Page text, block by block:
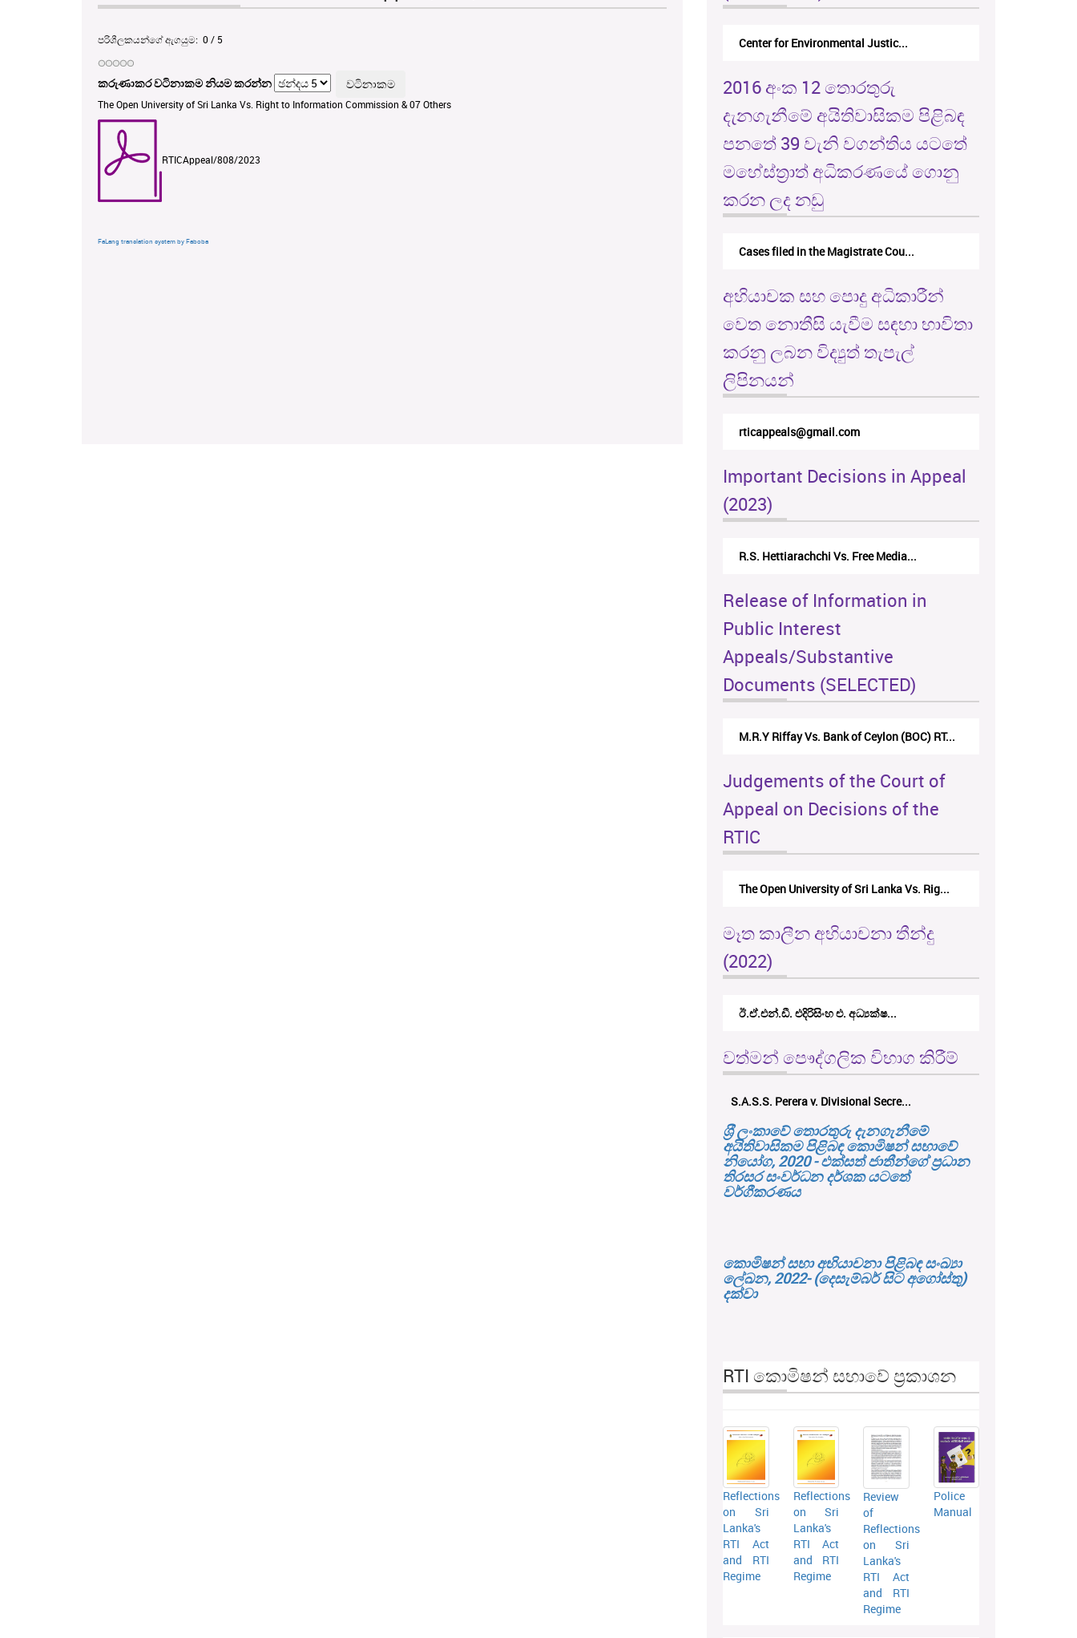
පරිශීලකයන්ගේ ඇගයුම: 0/ 5
කරුණාකර වටිනාකම නියම කරන්න
The Open University of Sri Lanka Vs. Right to Information Commission & 07 Others
RTICAppeal/808/2023
FaLang translation system by Faboba
Center for Environmental Justic...
2016 අංක 12 තොරතුරු
දැනගැනීමේ අයිතිවාසිකම පිළිබඳ
පනතේ 39 වැනි වගන්තිය යටතේ
මහේස්ත්‍රාත් අධිකරණයේ ගොනු
කරන ලද නඩු
Cases filed in the Magistrate Cou...
අභියාචක සහ පොදු අධිකාරීන්
වෙත නොතීසි යැවීම සඳහා භාවිතා
කරනු ලබන විද්‍යුත් තැපැල්
ලිපිනයන්
rticappeals@gmail.com
Important Decisions in Appeal
(2023)
R.S. Hettiarachchi Vs. Free Media...
Release of Information in
Public Interest
Appeals/Substantive
Documents (SELECTED)
M.R.Y Riffay Vs. Bank of Ceylon (BOC) RT...
Judgements of the Court of
Appeal on Decisions of the
RTIC
The Open University of Sri Lanka Vs. Rig...
මෑත කාලීන අභියාචනා තීන්දු
(2022)
ඊ.ඒ.එන්.ඩී. එදිරිසිංහ එ. අධ්‍යක්ෂ...
වත්මන් පෞද්ගලික විභාග කිරීම්
S.A.S.S. Perera v. Divisional Secre...
ශ‍්‍රී ලංකාවේ තොරතුරු දැනගැනීමේ
අයිතිවාසිකම පිළිබඳ කොමිෂන් සභාවේ
නියෝග, 2020 - එක්සත් ජාතීන්ගේ ප්‍රධාන
තිරසර සංවර්ධන දර්ශක යටතේ
වර්ගීකරණය
කොමිෂන් සභා අභියාචනා පිළිබඳ සංඛ්‍යා
ලේඛන, 2022- (දෙසැම්බර් සිට අගෝස්තු)
දක්වා
RTI කොමිෂන් සභාවේ ප්‍රකාශන
Reflections
on Sri
Lanka's
RTI Act
and RTI
Regime
Reflections
on Sri
Lanka's
RTI Act
and RTI
Regime
Review
of
Reflections
on Sri
Lanka's
RTI Act
and RTI
Regime
Police
Manual